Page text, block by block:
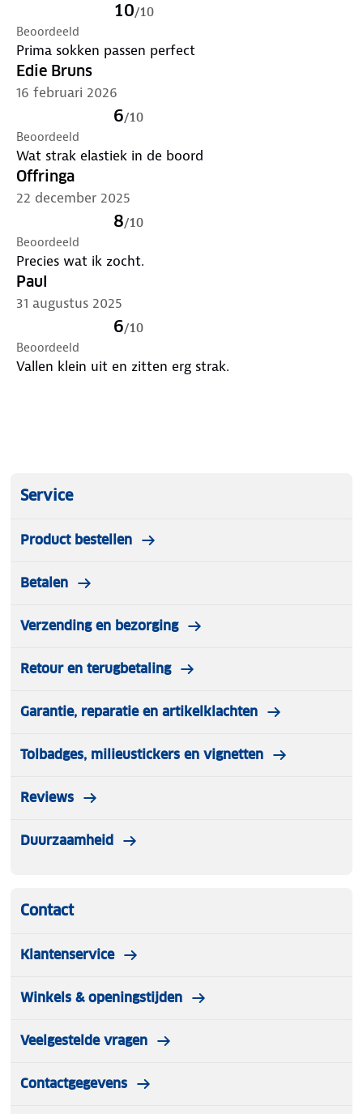
10/10
Beoordeeld
Prima sokken passen perfect
Edie Bruns
16 februari 2026
6/10
Beoordeeld
Wat strak elastiek in de boord
Offringa
22 december 2025
8/10
Beoordeeld
Precies wat ik zocht.
Paul
31 augustus 2025
6/10
Beoordeeld
Vallen klein uit en zitten erg strak.
Service
Product bestellen
Betalen
Verzending en bezorging
Retour en terugbetaling
Garantie, reparatie en artikelklachten
Tolbadges, milieustickers en vignetten
Reviews
Duurzaamheid
Contact
Klantenservice
Winkels & openingstijden
Veelgestelde vragen
Contactgegevens